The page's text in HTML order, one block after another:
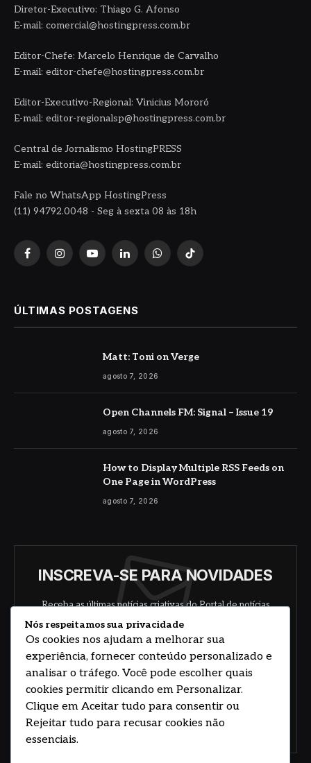
Diretor-Executivo: Thiago G. Afonso
E-mail: comercial@hostingpress.com.br
Editor-Chefe: Marcelo Henrique de Carvalho
E-mail: editor-chefe@hostingpress.com.br
Editor-Executivo-Regional: Vinicius Mororó
E-mail: editor-regionalsp@hostingpress.com.br
Central de Jornalismo HostingPRESS
E-mail: editoria@hostingpress.com.br
Fale no WhatsApp HostingPress
(11) 94792.0048 - Seg à sexta 08 às 18h
FacebookInstagramYouTubeLinkedInWhatsAppTikTok
ÚLTIMAS POSTAGENS
Matt: Toni on Verge
agosto 7, 2026
Open Channels FM: Signal – Issue 19
agosto 7, 2026
How to Display Multiple RSS Feeds on
One Page in WordPress
agosto 7, 2026
INSCREVA-SE PARA NOVIDADES
Receba as últimas notícias criativas do Portal de notícias
sobre arte, design e negócios.
Concorde com nossos termos e acordo de
Nós respeitamos sua privacidade
Os cookies nos ajudam a melhorar sua
experiência, fornecer conteúdo personalizado e
analisar o tráfego. Você pode escolher quais
cookies permitir clicando em Personalizar.
Clique em Aceitar tudo para consentir ou
Rejeitar tudo para recusar cookies não
essenciais.